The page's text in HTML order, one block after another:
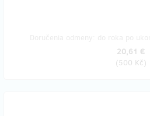
20,61 €
(500 Kč)